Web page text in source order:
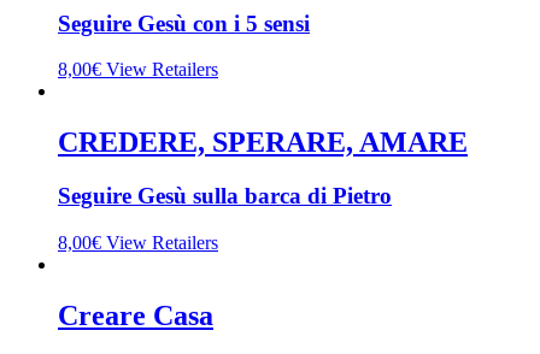
Seguire Gesù con i 5 sensi
8,00€ View Retailers
CREDERE, SPERARE, AMARE
Seguire Gesù sulla barca di Pietro
8,00€ View Retailers
Creare Casa